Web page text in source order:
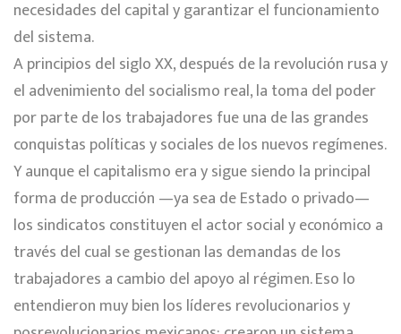
necesidades del capital y garantizar el funcionamiento
del sistema.
A principios del siglo XX, después de la revolución rusa y
el advenimiento del socialismo real, la toma del poder
por parte de los trabajadores fue una de las grandes
conquistas políticas y sociales de los nuevos regímenes.
Y aunque el capitalismo era y sigue siendo la principal
forma de producción —ya sea de Estado o privado—
los sindicatos constituyen el actor social y económico a
través del cual se gestionan las demandas de los
trabajadores a cambio del apoyo al régimen. Eso lo
entendieron muy bien los líderes revolucionarios y